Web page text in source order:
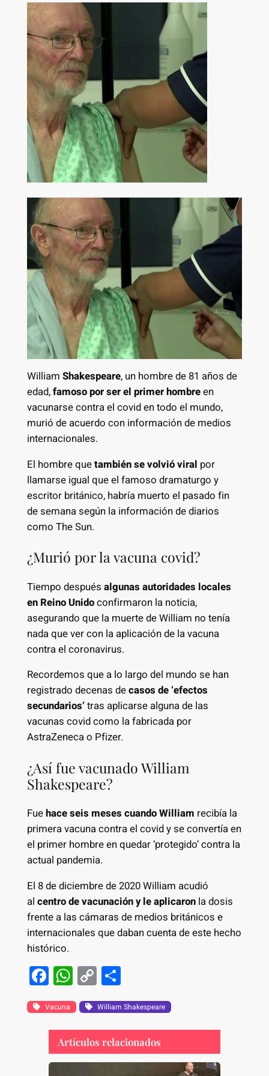
William Shakespeare, un hombre de 81 años de
edad,famoso por ser el primer hombreen
vacunarse contra el covid en todo el mundo,
murió de acuerdo con información de medios
internacionales.
El hombre quetambién se volvió viral por
llamarse igual que el famoso dramaturgo y
escritor británico, habría muerto el pasado fin
de semana según la información de diarios
como The Sun.
¿Murió por la vacuna covid?
Tiempo después algunas autoridades locales
en Reino Unidoconfirmaron la noticia,
asegurando que la muerte de William no tenía
nada que ver con la aplicación de la vacuna
contra el coronavirus.
Recordemos que a lo largo del mundo se han
registrado decenas decasos de ‘efectos
secundarios’tras aplicarse alguna de las
vacunas covid como la fabricada por
AstraZeneca o Pfizer.
¿Así fue vacunado William
Shakespeare?
Fuehace seis meses cuando William recibía la
primera vacuna contra el covid y se convertía en
el primer hombre en quedar ‘protegido’ contra la
actual pandemia.
El 8 de diciembre de 2020 William acudió
al centro de vacunación y le aplicaron la dosis
frente a las cámaras de medios británicos e
internacionales que daban cuenta de este hecho
histórico.
F
a
c
e
b
W
h
at
s
A
C
o
p
y
Li
S
h
ar
e
Vacuna William Shakespeare
Artículos relacionados